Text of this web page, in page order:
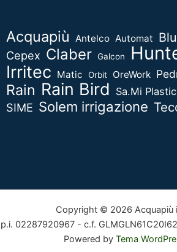
Acquapiù Antelco Automat
Cepex Claber Galcon
Irritec Matic Orbit OreWork
Rain Rain Bird Sa.Mi Plastic
SIME Solem irrigazione
Copyright © 2026 Acquapiù
p.i. 02287920967 - c.f.
Powered by Tema